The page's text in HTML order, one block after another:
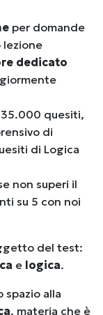
per domande
lezione
dedicato
quesiti,
di
di Logica
non superi il
su 5 con noi
del test:
e logica.
spazio alla
, materia che è